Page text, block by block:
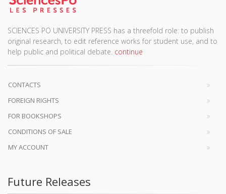
SCIENCES PO UNIVERSITY PRESS has a threefold role: to publish
original research, to edit reference works for student use, and to
help public and political debate. continue
CONTACTS
FOREIGN RIGHTS
FOR BOOKSHOPS
CONDITIONS OF SALE
MY ACCOUNT
Future Releases